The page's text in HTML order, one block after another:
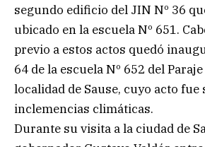
segundo edificio del JIN Nº 36
ubicado en la escuela Nº 651.
previo a estos actos quedó
64 de la escuela Nº 652 del
localidad de Sause, cuyo acto
inclemencias climáticas.
Durante su visita a la ciudad de